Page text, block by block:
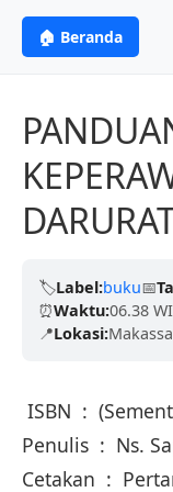
MI CV.
PENERBIT
Berdedikasi
berkualitas
Terbitkan
Kami telah
ramah.
Pelajari Lebih
🏠 Beranda
🏷️Label:buku📅
⏰Waktu:06.38
📍Lokasi:
ISBN :
Penulis : Ns.
Cetakan :